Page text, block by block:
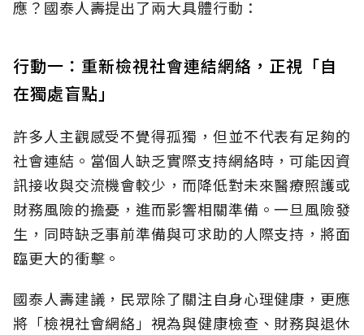
應？國泰人壽提出了兩大具體行動：
行動一：重新檢視社會連結網絡，正視「自
在獨處盲點」
許多人主觀感受不覺得孤獨，但並不代表有足夠的
社會連結。當個人缺乏實際支持網絡時，可能因資
訊接收與交流機會較少，而降低對未來醫療照護或
財務風險的擔憂，進而影響相關準備。一旦風險發
生，同時缺乏事前準備與可求助的人際支持，將面
臨更大的衝擊。
國泰人壽建議，民眾除了關注自身心理健康，更應
將「檢視社會網絡」視為與健康檢查、財務與退休